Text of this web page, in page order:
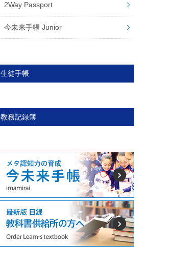
2Way Passport
今未来手帳 Junior
生徒手帳
教務記録簿